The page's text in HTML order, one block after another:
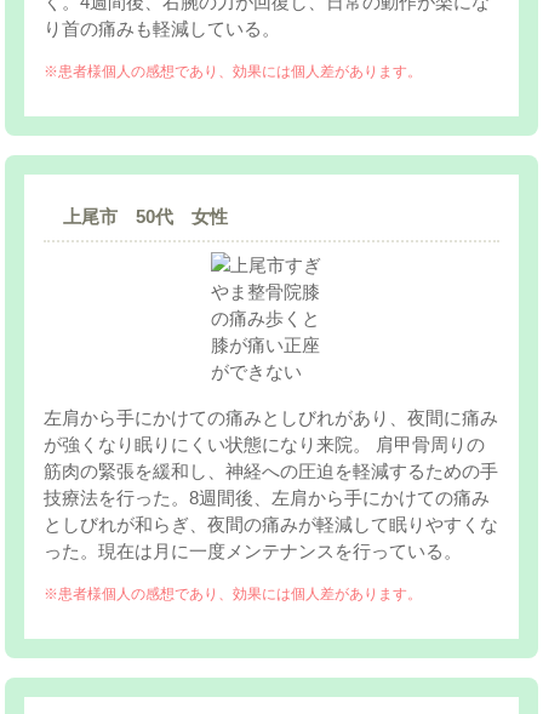
り首の痛みも軽減している。
※患者様個人の感想であり、効果には個人差があります。
上尾市 50代 女性
左肩から手にかけての痛みとしびれがあり、夜間に痛み
が強くなり眠りにくい状態になり来院。 肩甲骨周りの
筋肉の緊張を緩和し、神経への圧迫を軽減するための手
技療法を行った。8週間後、左肩から手にかけての痛み
としびれが和らぎ、夜間の痛みが軽減して眠りやすくな
った。現在は月に一度メンテナンスを行っている。
※患者様個人の感想であり、効果には個人差があります。